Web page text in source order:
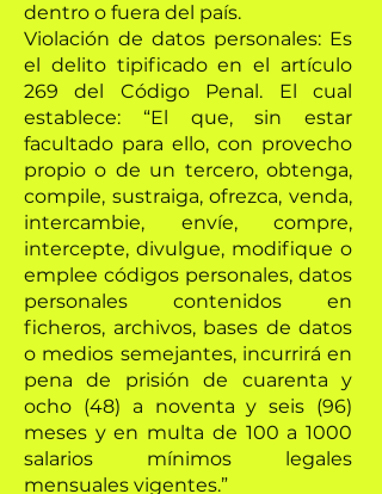
dentro o fuera del país.
Violación de datos personales: Es
el delito tipificado en el artículo
269 del Código Penal. El cual
establece: “El que, sin estar
facultado para ello, con provecho
propio o de un tercero, obtenga,
compile, sustraiga, ofrezca, venda,
intercambie, envíe, compre,
intercepte, divulgue, modifique o
emplee códigos personales, datos
personales contenidos en
ficheros, archivos, bases de datos
o medios semejantes, incurrirá en
pena de prisión de cuarenta y
ocho (48) a noventa y seis (96)
meses y en multa de 100 a 1000
salarios mínimos legales
mensuales vigentes.”